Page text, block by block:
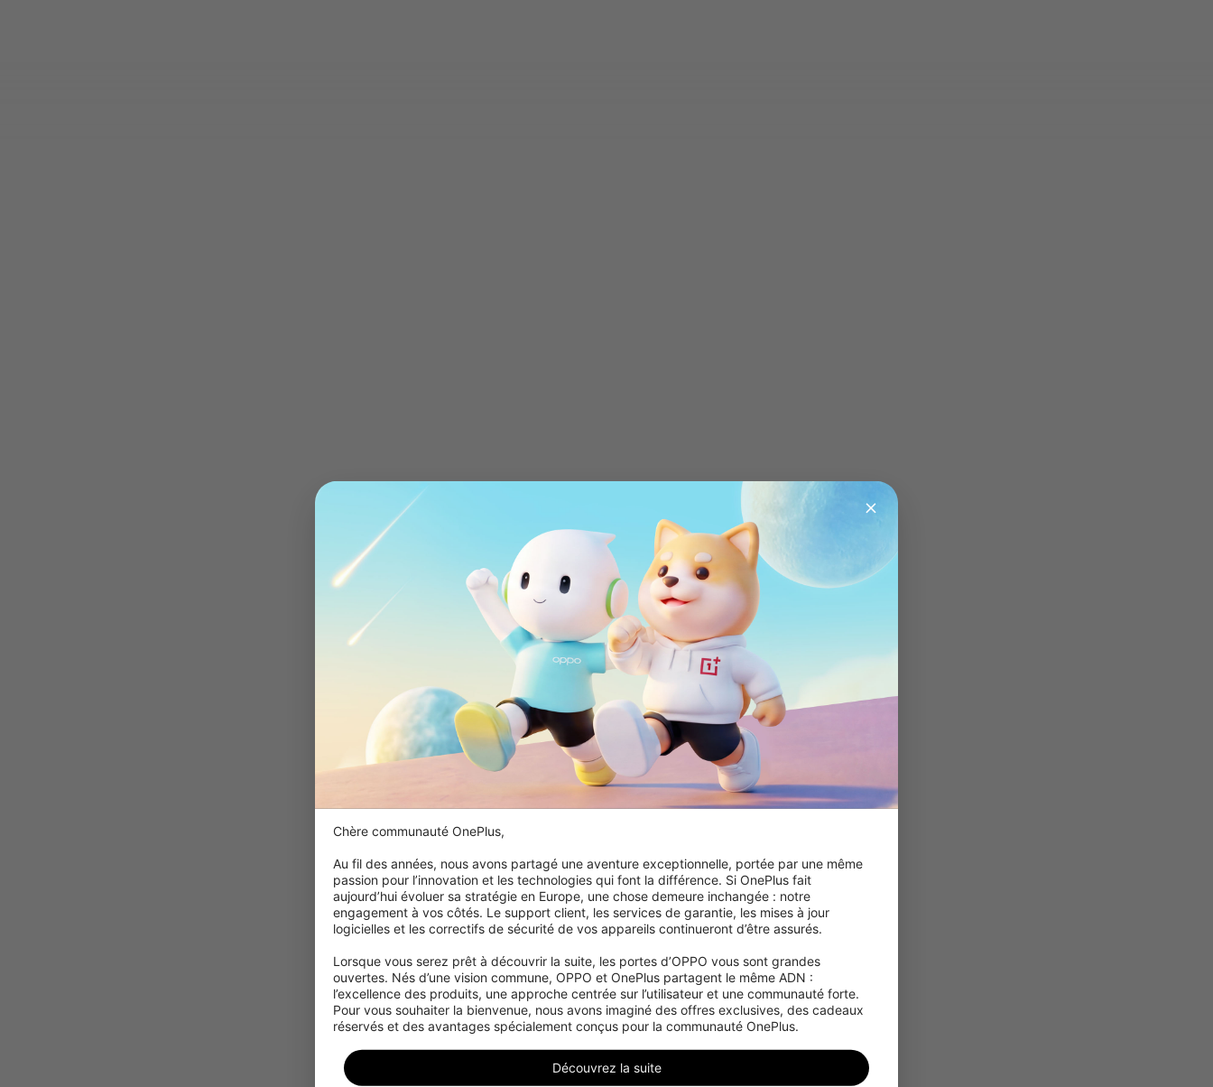
Chère communauté OnePlus,
Au fil des années, nous avons partagé une aventure exceptionnelle, portée par une même
passion pour l’innovation et les technologies qui font la différence. Si OnePlus fait
aujourd’hui évoluer sa stratégie en Europe, une chose demeure inchangée : notre
engagement à vos côtés. Le support client, les services de garantie, les mises à jour
logicielles et les correctifs de sécurité de vos appareils continueront d’être assurés.
Lorsque vous serez prêt à découvrir la suite, les portes d’OPPO vous sont grandes
ouvertes. Nés d’une vision commune, OPPO et OnePlus partagent le même ADN :
l’excellence des produits, une approche centrée sur l’utilisateur et une communauté forte.
Pour vous souhaiter la bienvenue, nous avons imaginé des offres exclusives, des cadeaux
réservés et des avantages spécialement conçus pour la communauté OnePlus.
Découvrez la suite